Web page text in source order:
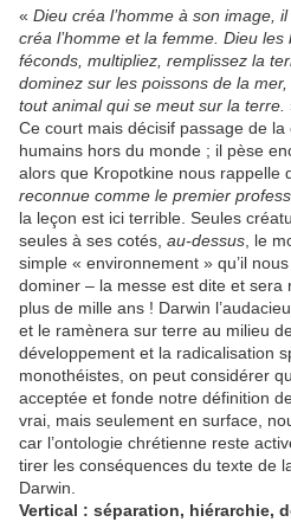
« Dieu créa l’homme à son image,
créa l’homme et la femme. Dieu
féconds, multipliez, remplissez la
dominez sur les poissons de la
tout animal qui se meut sur la terre.
Ce court mais décisif passage de
humains hors du monde ; il pèse
alors que Kropotkine nous rappelle
reconnue comme le premier
la leçon est ici terrible. Seules
seules à ses cotés, au-dessus , le
simple « environnement » qu’il
dominer – la messe est dite et sera
plus de mille ans ! Darwin
et le ramènera sur terre au milieu
développement et la radicalisation
monothéistes, on peut considérer
acceptée et fonde notre définition
vrai, mais seulement en surface,
car l’ontologie chrétienne reste
tirer les conséquences du texte de
Darwin.
Vertical : séparation, hiérarchie,